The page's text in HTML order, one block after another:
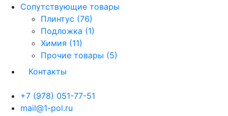
Сопутствующие товары
Плинтус (76)
Подложка (1)
Химия (11)
Прочие товары (5)
Контакты
+7 (978) 051-77-51
mail@1-pol.ru